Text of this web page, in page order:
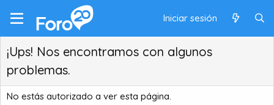
Iniciar sesión
¡Ups! Nos encontramos con algunos
problemas.
No estás autorizado a ver esta página.